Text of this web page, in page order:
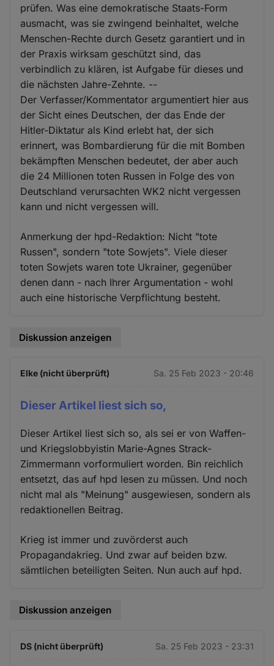
prüfen. Was eine demokratische Staats-Form
ausmacht, was sie zwingend beinhaltet, welche
Menschen-Rechte durch Gesetz garantiert und in
der Praxis wirksam geschützt sind, das
verbindlich zu klären, ist Aufgabe für dieses und
die nächsten Jahre-Zehnte. --
Der Verfasser/Kommentator argumentiert hier aus
der Sicht eines Deutschen, der das Ende der
Hitler-Diktatur als Kind erlebt hat, der sich
erinnert, was Bombardierung für die mit Bomben
bekämpften Menschen bedeutet, der aber auch
die 24 Millionen toten Russen in Folge des von
Deutschland verursachten WK2 nicht vergessen
kann und nicht vergessen will.
Anmerkung der hpd-Redaktion: Nicht "tote
Russen", sondern "tote Sowjets". Viele dieser
toten Sowjets waren tote Ukrainer, gegenüber
denen dann - nach Ihrer Argumentation - wohl
auch eine historische Verpflichtung besteht.
Diskussion anzeigen
Elke (nicht überprüft) Sa. 25 Feb 2023 - 20:46
Dieser Artikel liest sich so,
Dieser Artikel liest sich so, als sei er von Waffen-
und Kriegslobbyistin Marie-Agnes Strack-
Zimmermann vorformuliert worden. Bin reichlich
entsetzt, das auf hpd lesen zu müssen. Und noch
nicht mal als "Meinung" ausgewiesen, sondern als
redaktionellen Beitrag.
Krieg ist immer und zuvörderst auch
Propagandakrieg. Und zwar auf beiden bzw.
sämtlichen beteiligten Seiten. Nun auch auf hpd.
Diskussion anzeigen
DS (nicht überprüft) Sa. 25 Feb 2023 - 23:31